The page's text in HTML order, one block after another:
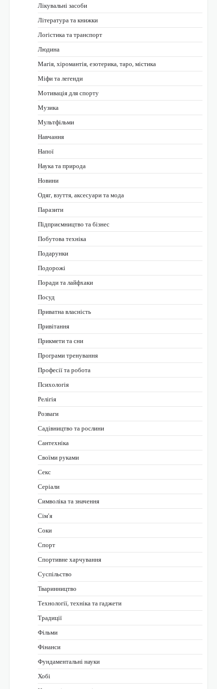
Лікувальні засоби
Література та книжки
Логістика та транспорт
Людина
Магія, хіромантія, езотерика, таро, містика
Міфи та легенди
Мотивація для спорту
Музика
Мультфільми
Навчання
Напої
Наука та природа
Новини
Одяг, взуття, аксесуари та мода
Паразити
Підприємництво та бізнес
Побутова техніка
Подарунки
Подорожі
Поради та лайфхаки
Посуд
Приватна власність
Привітання
Прикмети та сни
Програми тренування
Професії та робота
Психологія
Релігія
Розваги
Садівництво та рослини
Сантехніка
Своїми руками
Секс
Серіали
Символіка та значення
Сім’я
Соки
Спорт
Спортивне харчування
Суспільство
Тваринництво
Технології, техніка та гаджети
Традиції
Фільми
Фінанси
Фундаментальні науки
Хобі